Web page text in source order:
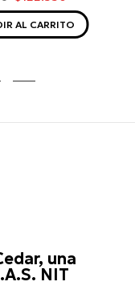
AL CARRITO
una
NIT